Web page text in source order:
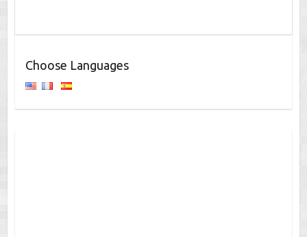
Choose Languages